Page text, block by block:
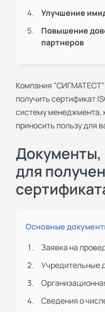
Улучшение
Повышение
партнеров
Компания "СИГМАТЕСТ"
получитьсертификат
систему менеджмента,
приносить пользу для
для
Основные
Заявка на
Учредительные
Сведения о